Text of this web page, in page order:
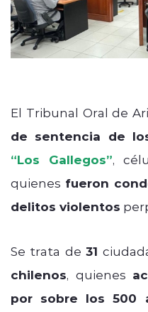
El Tribunal Oral de
de sentencia de
“Los Gallegos”,
quienes fueron
delitos violentos
Se trata de31
chilenos, quienes
por sobre los 500